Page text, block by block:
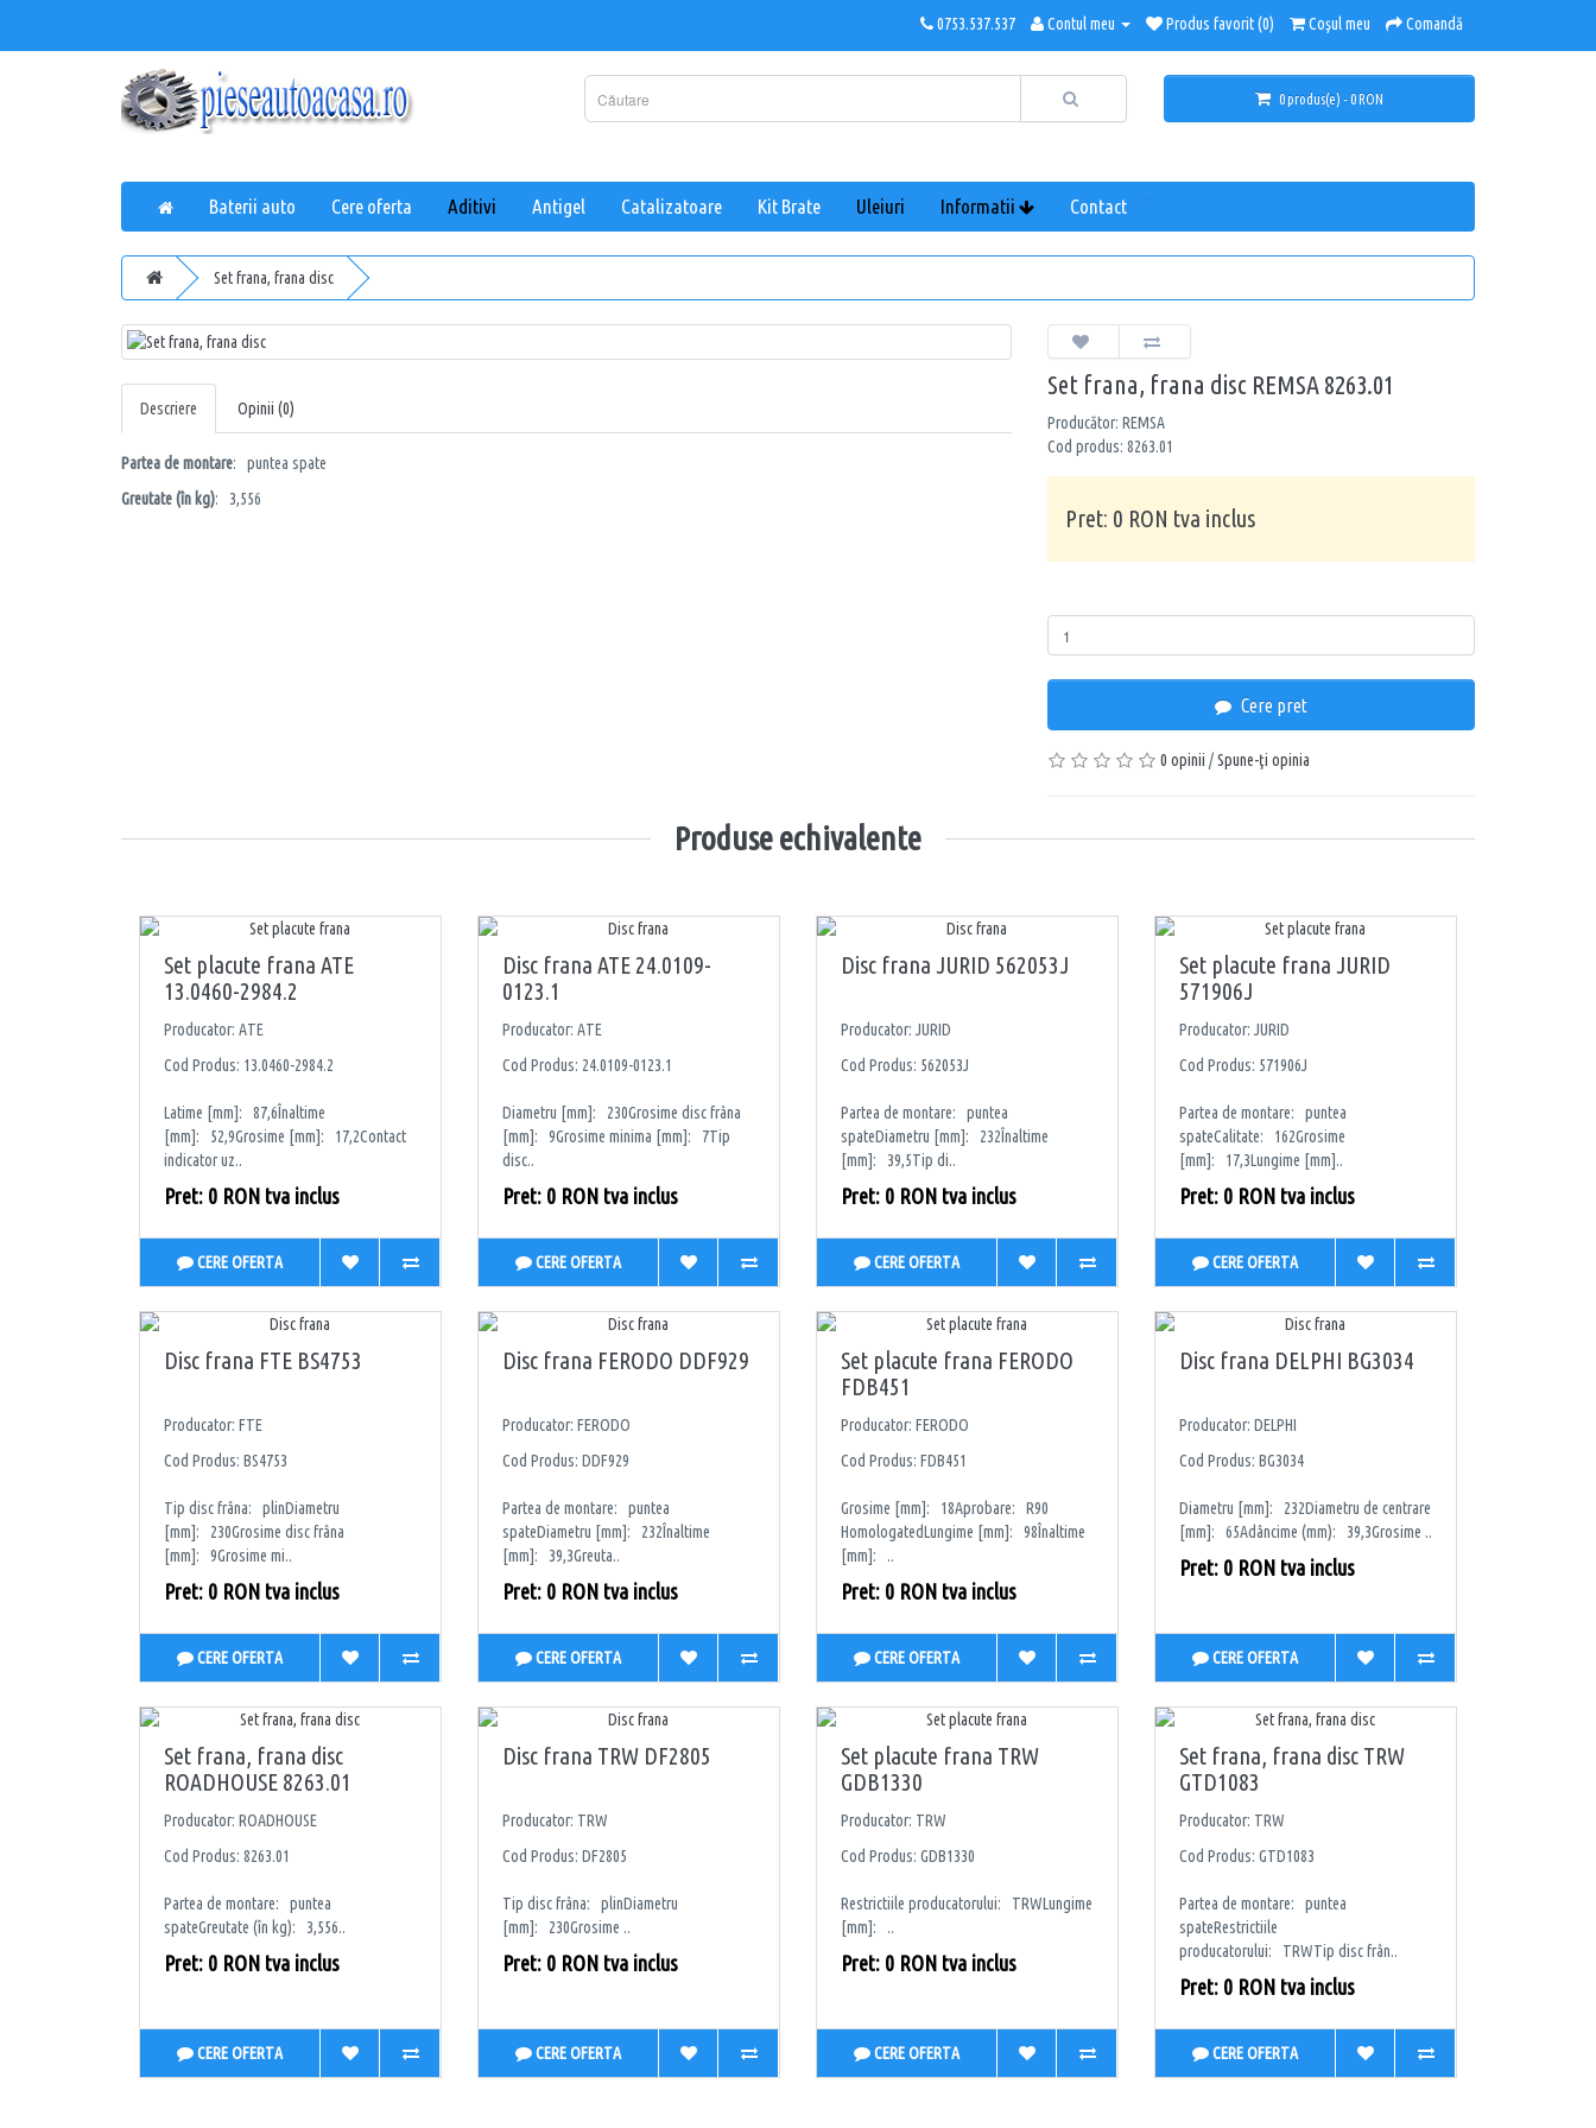
0753.537.537 Contul meu Produs favorit (0) Coşul meu Comandă
0 produs(e) - 0 RON
Baterii auto Cere oferta Aditivi Antigel Catalizatoare Kit Brate Uleiuri .
Informatii Contact
Set frana, frana disc
Descriere Opinii (0)
Partea de montare: puntea spate
Greutate (în kg): 3,556
Set frana, frana disc REMSA 8263.01
Producător: REMSA
Cod produs: 8263.01
Pret: 0 RON tva inclus
Cere pret
0 opinii /Spune-ţi opinia
Produse echivalente
Set placute frana ATE
13.0460-2984.2
Producator: ATE
Cod Produs: 13.0460-2984.2
Latime [mm]: 87,6Înaltime
[mm]: 52,9Grosime [mm]: 17,2Contact
indicator uz..
Pret: 0 RON tva inclus
CERE OFERTA
Disc frana ATE 24.0109-
0123.1
Producator: ATE
Cod Produs: 24.0109-0123.1
Diametru [mm]: 230Grosime disc frâna
[mm]: 9Grosime minima [mm]: 7Tip
disc..
Pret: 0 RON tva inclus
CERE OFERTA
Disc frana JURID 562053J
Producator: JURID
Cod Produs: 562053J
Partea de montare: puntea
spateDiametru [mm]: 232Înaltime
[mm]: 39,5Tip di..
Pret: 0 RON tva inclus
CERE OFERTA
Set placute frana JURID
571906J
Producator: JURID
Cod Produs: 571906J
Partea de montare: puntea
spateCalitate: 162Grosime
[mm]: 17,3Lungime [mm]..
Pret: 0 RON tva inclus
CERE OFERTA
Disc frana FTE BS4753
Producator: FTE
Cod Produs: BS4753
Tip disc frâna: plinDiametru
[mm]: 230Grosime disc frâna
[mm]: 9Grosime mi..
Pret: 0 RON tva inclus
CERE OFERTA
Disc frana FERODO DDF929
Producator: FERODO
Cod Produs: DDF929
Partea de montare: puntea
spateDiametru [mm]: 232Înaltime
[mm]: 39,3Greuta..
Pret: 0 RON tva inclus
CERE OFERTA
Set placute frana FERODO
FDB451
Producator: FERODO
Cod Produs: FDB451
Grosime [mm]: 18Aprobare: R90
HomologatedLungime [mm]: 98Înaltime
[mm]: ..
Pret: 0 RON tva inclus
CERE OFERTA
Disc frana DELPHI BG3034
Producator: DELPHI
Cod Produs: BG3034
Diametru [mm]: 232Diametru de centrare
[mm]: 65Adâncime (mm): 39,3Grosime ..
Pret: 0 RON tva inclus
CERE OFERTA
Set frana, frana disc
ROADHOUSE 8263.01
Producator: ROADHOUSE
Cod Produs: 8263.01
Partea de montare: puntea
spateGreutate (în kg): 3,556..
Pret: 0 RON tva inclus
CERE OFERTA
Disc frana TRW DF2805
Producator: TRW
Cod Produs: DF2805
Tip disc frâna: plinDiametru
[mm]: 230Grosime ..
Pret: 0 RON tva inclus
CERE OFERTA
Set placute frana TRW
GDB1330
Producator: TRW
Cod Produs: GDB1330
Restrictiile producatorului: TRWLungime
[mm]: ..
Pret: 0 RON tva inclus
CERE OFERTA
Set frana, frana disc TRW
GTD1083
Producator: TRW
Cod Produs: GTD1083
Partea de montare: puntea
spateRestrictiile
producatorului: TRWTip disc frân..
Pret: 0 RON tva inclus
CERE OFERTA